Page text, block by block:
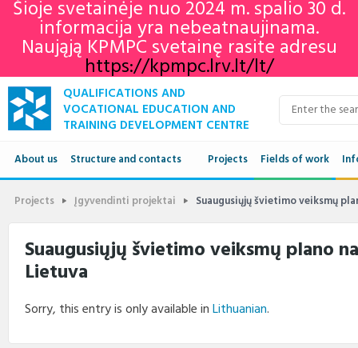
Šioje svetainėje nuo 2024 m. spalio 30 d.
informacija yra nebeatnaujinama.
Naująją KPMPC svetainę rasite adresu
https://kpmpc.lrv.lt/lt/
QUALIFICATIONS AND
VOCATIONAL EDUCATION AND
TRAINING DEVELOPMENT CENTRE
About us Structure and contacts
Structure
Projects Fields of work
Projects Įgyvendinti projektai Suaugusiųjų švietimo veiksmų
Suaugusiųjų švietimo veiksmų plano
Lietuva
Sorry, this entry is only available inLithuanian.